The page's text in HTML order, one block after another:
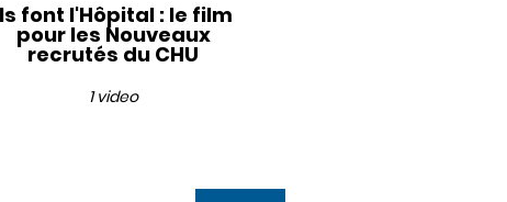
font l'Hôpital : le film
pour les Nouveaux
recrutés du CHU
1 video